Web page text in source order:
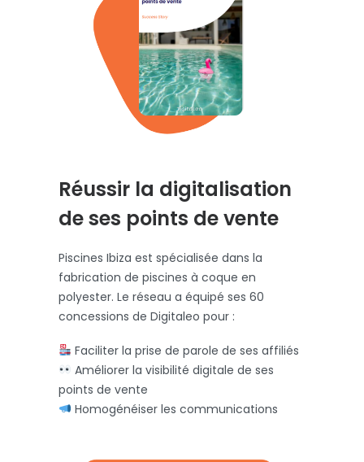
Réussir la digitalisation
de ses points de vente
Piscines Ibiza est spécialisée dans la
fabrication de piscines à coque en
polyester. Le réseau a équipé ses 60
concessions de Digitaleo pour :
Faciliter la prise de parole de ses affiliés
Améliorer la visibilité digitale de ses
points de vente
Homogénéiser les communications